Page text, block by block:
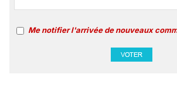
Me notifier l'arrivée de nouveaux